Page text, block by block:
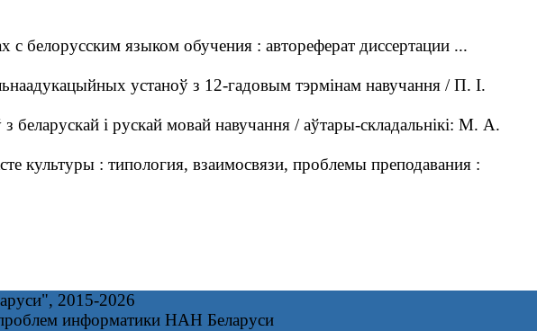
белорусским языком обучения : автореферат диссертации ...
устаноў з 12-гадовым тэрмінам навучання / П. І.
і рускай мовай навучання / аўтары-складальнікі: М. А.
культуры : типология, взаимосвязи, проблемы преподавания :
2015-2026
информатики НАН Беларуси